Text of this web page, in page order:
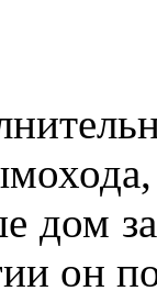
дом
он